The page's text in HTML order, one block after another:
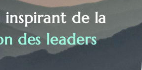
inspirant de la
des leaders